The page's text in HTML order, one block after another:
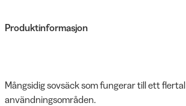
Produktinformasjon
Mångsidig sovsäck som fungerar till ett flertal
användningsområden.